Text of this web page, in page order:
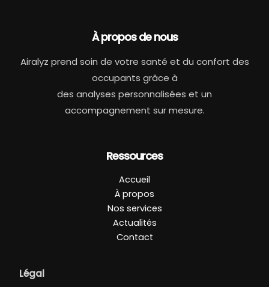
À propos de nous
Airalyz prend soin de votre santé et du confort des
occupants grâce à
des analyses personnalisées et un
accompagnement sur mesure.
Ressources
Accueil
À propos
Nos services
Actualités
Contact
Légal